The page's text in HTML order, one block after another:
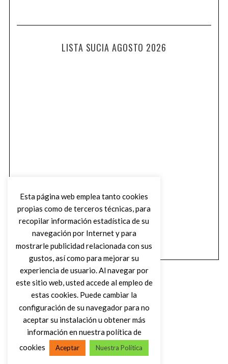
LISTA SUCIA AGOSTO 2026
VOLVER AL INICIO
Esta página web emplea tanto cookies
propias como de terceros técnicas, para
recopilar información estadística de su
navegación por Internet y para
mostrarle publicidad relacionada con sus
gustos, así como para mejorar su
experiencia de usuario. Al navegar por
este sitio web, usted accede al empleo de
estas cookies. Puede cambiar la
configuración de su navegador para no
aceptar su instalación u obtener más
información en nuestra política de
cookies
Aceptar Nuestra Política